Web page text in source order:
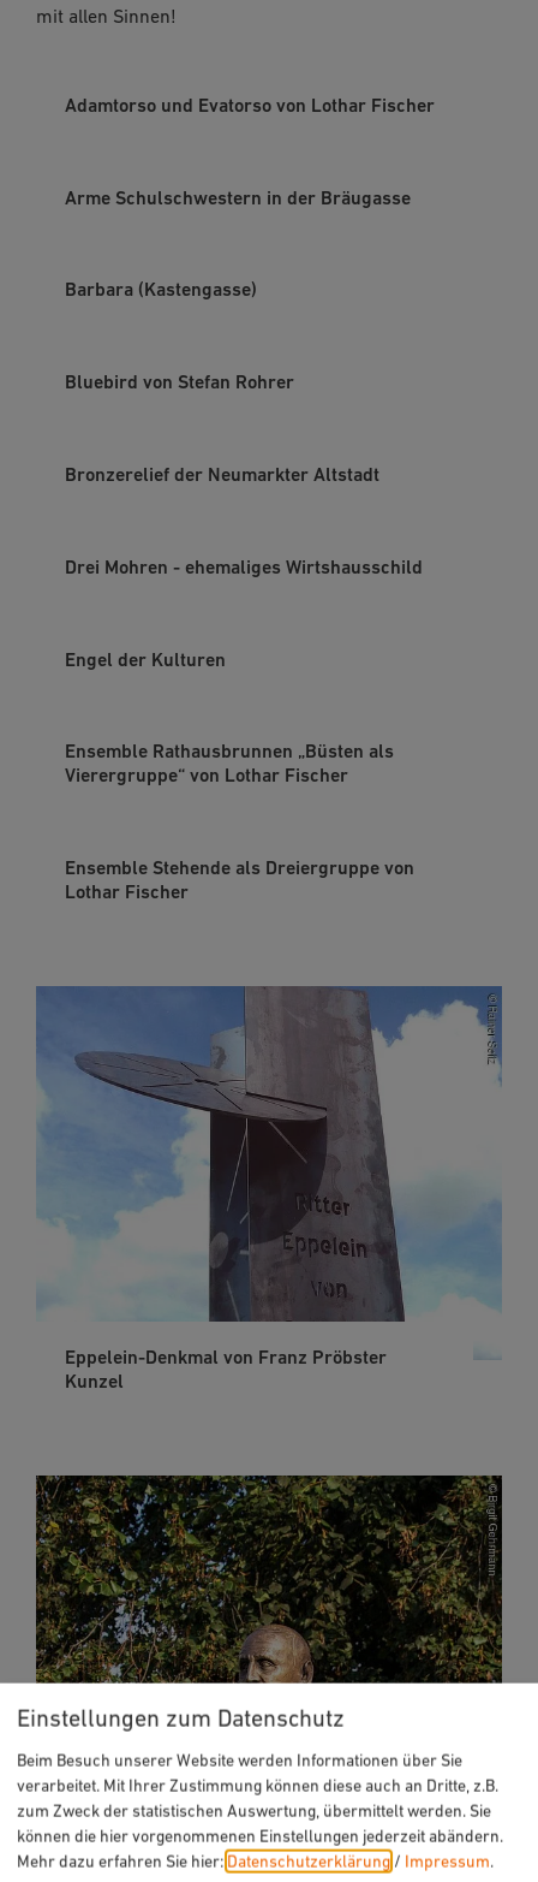
mit allen Sinnen!
Adamtorso und Evatorso von Lothar Fischer
Arme Schulschwestern in der Bräugasse
Barbara (Kastengasse)
Bluebird von Stefan Rohrer
Bronzerelief der Neumarkter Altstadt
Drei Mohren - ehemaliges Wirtshausschild
Engel der Kulturen
Ensemble Rathausbrunnen „Büsten als
Vierergruppe“ von Lothar Fischer
Ensemble Stehende als Dreiergruppe von
Lothar Fischer
Eppelein-Denkmal von Franz Pröbster
Kunzel
Er-Ich von Hubert Baumann
Einstellungen zum Datenschutz
Beim Besuch unserer Website werden Informationen über Sie
verarbeitet. Mit Ihrer Zustimmung können diese auch an Dritte, z.B.
zum Zweck der statistischen Auswertung, übermittelt werden. Sie
können die hier vorgenommenen Einstellungen jederzeit abändern.
Mehr dazu erfahren Sie hier:Datenschutzerklärung / Impressum.